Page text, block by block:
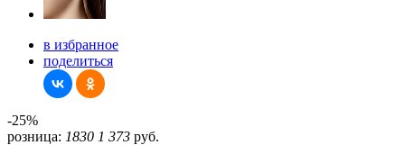
в избранное
поделиться
-25%
розница: 1830 1 373 руб.